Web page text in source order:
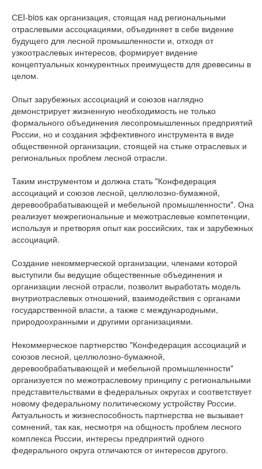
СЕI-bios как организация, стоящая над региональными
отраслевыми ассоциациями, объединяет в себе видение
будущего для лесной промышленности и, отходя от
узкоотраслевых интересов, формирует видение
концептуальных конкурентных преимуществ для древесины в
целом.
Опыт зарубежных ассоциаций и союзов наглядно
демонстрирует жизненную необходимость не только
формального объединения лесопромышленных предприятий
России, но и создания эффективного инструмента в виде
общественной организации, стоящей на стыке отраслевых и
региональных проблем лесной отрасли.
Таким инструментом и должна стать "Конфедерация
ассоциаций и союзов лесной, целлюлозно-бумажной,
деревообрабатывающей и мебельной промышленности". Она
реализует межрегиональные и межотраслевые компетенции,
используя и претворяя опыт как российских, так и зарубежных
ассоциаций.
Создание некоммерческой организации, членами которой
выступили бы ведущие общественные объединения и
организации лесной отрасли, позволит выработать модель
внутриотраслевых отношений, взаимодействия с органами
государственной власти, а также с международными,
природоохранными и другими организациями.
Некоммерческое партнерство "Конфедерация ассоциаций и
союзов лесной, целлюлозно-бумажной,
деревообрабатывающей и мебельной промышленности"
организуется по межотраслевому принципу с региональными
представительствами в федеральных округах и соответствует
новому федеральному политическому устройству России.
Актуальность и жизнеспособность партнерства не вызывает
сомнений, так как, несмотря на общность проблем лесного
комплекса России, интересы предприятий одного
федерального округа отличаются от интересов другого.